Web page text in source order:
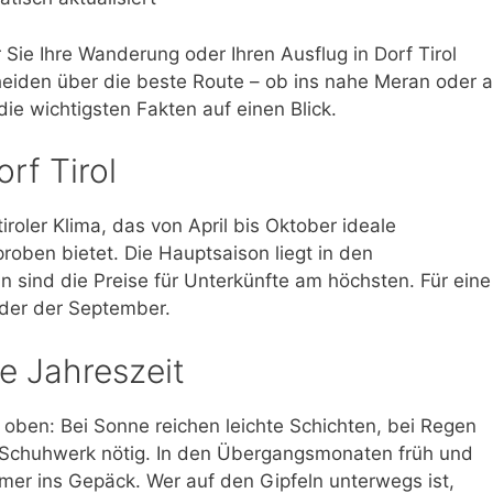
Ihre Wanderung oder Ihren Ausflug in Dorf Tirol
über die beste Route – ob ins nahe Meran oder
wichtigsten Fakten auf einen Blick.
Tirol
Klima, das von April bis Oktober ideale
bietet. Die Hauptsaison liegt in den
sind die Preise für Unterkünfte am höchsten. Für eine
der September.
Jahreszeit
Bei Sonne reichen leichte Schichten, bei Regen
nötig. In den Übergangsmonaten früh und
ins Gepäck. Wer auf den Gipfeln unterwegs ist,